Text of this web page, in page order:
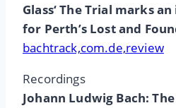
Glass‘ The Trial marks
for Perth’s Lost and
bachtrack,com.de,review
Recordings
Johann Ludwig Bach: